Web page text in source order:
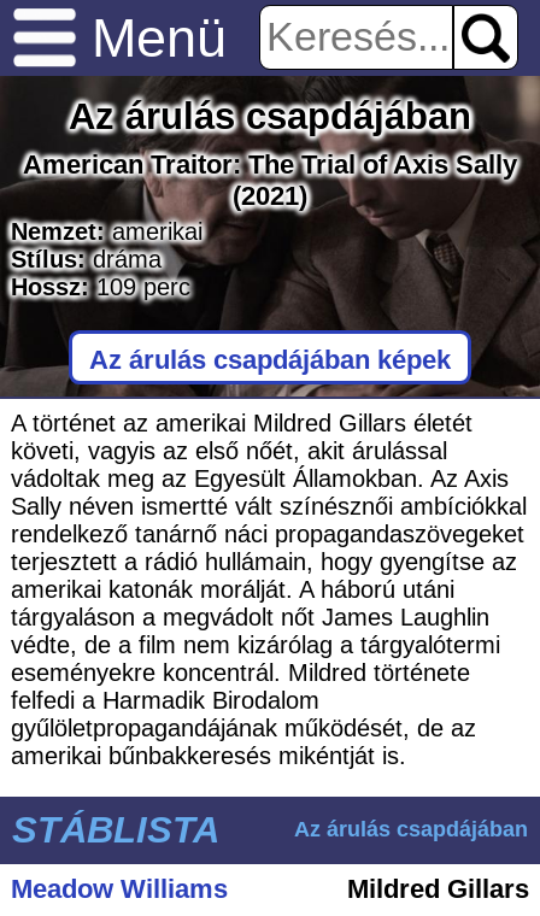
Menü
Az árulás csapdájában
American Traitor: The Trial of Axis Sally
(2021)
Nemzet: amerikai
Stílus: dráma
Hossz: 109perc
Az árulás csapdájában képek
A történet az amerikai Mildred Gillars életét
követi, vagyis az első nőét, akit árulással
vádoltak meg az Egyesült Államokban. Az Axis
Sally néven ismertté vált színésznői ambíciókkal
rendelkező tanárnő náci propagandaszövegeket
terjesztett a rádió hullámain, hogy gyengítse az
amerikai katonák morálját. A háború utáni
tárgyaláson a megvádolt nőt James Laughlin
védte, de a film nem kizárólag a tárgyalótermi
eseményekre koncentrál. Mildred története
felfedi a Harmadik Birodalom
gyűlöletpropagandájának működését, de az
amerikai bűnbakkeresés mikéntját is.
STÁBLISTA Az árulás csapdájában
Meadow Williams
Mildred Gillars